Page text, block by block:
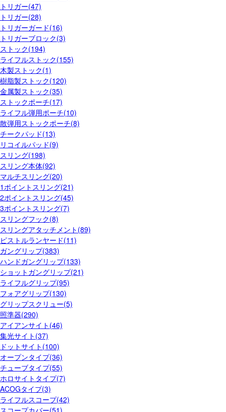
トリガー(47)
トリガー(28)
トリガーガード(16)
トリガーブロック(3)
ストック(194)
ライフルストック(155)
木製ストック(1)
樹脂製ストック(120)
金属製ストック(35)
ストックポーチ(17)
ライフル弾用ポーチ(10)
散弾用ストックポーチ(8)
チークパッド(13)
リコイルパッド(9)
スリング(198)
スリング本体(92)
マルチスリング(20)
1ポイントスリング(21)
2ポイントスリング(45)
3ポイントスリング(7)
スリングフック(8)
スリングアタッチメント(89)
ピストルランヤード(11)
ガングリップ(383)
ハンドガングリップ(133)
ショットガングリップ(21)
ライフルグリップ(95)
フォアグリップ(130)
グリップスクリュー(5)
照準器(290)
アイアンサイト(46)
集光サイト(37)
ドットサイト(100)
オープンタイプ(36)
チューブタイプ(55)
ホロサイトタイプ(7)
ACOGタイプ(3)
ライフルスコープ(42)